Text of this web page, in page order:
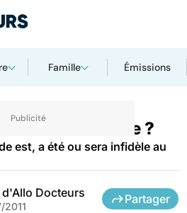
Famille Émissions
tout le monde ?
est, a été ou sera infidèle au
Docteurs Partager